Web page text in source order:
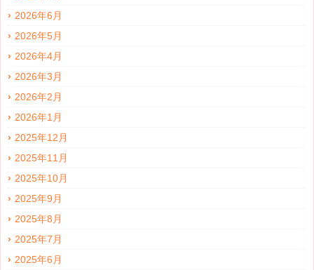
2026年6月
2026年5月
2026年4月
2026年3月
2026年2月
2026年1月
2025年12月
2025年11月
2025年10月
2025年9月
2025年8月
2025年7月
2025年6月